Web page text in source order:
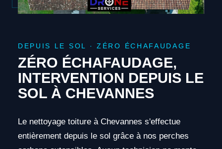
DEPUIS LE SOL · ZÉRO ÉCHAFAUDAGE
ZÉRO ÉCHAFAUDAGE,
INTERVENTION DEPUIS LE
SOL À CHEVANNES
Le nettoyage toiture à Chevannes s'effectue
entièrement depuis le sol grâce à nos perches